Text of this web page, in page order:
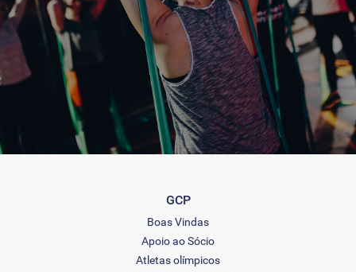
GCP
Boas Vindas
Apoio ao Sócio
Atletas olímpicos